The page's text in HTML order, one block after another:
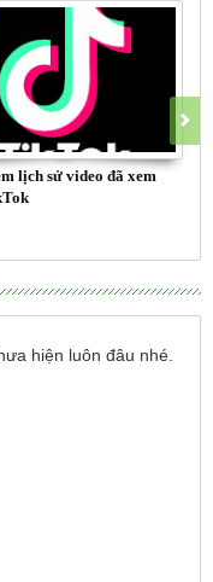
lịch sử video đã xem
hiện luôn đâu nhé.